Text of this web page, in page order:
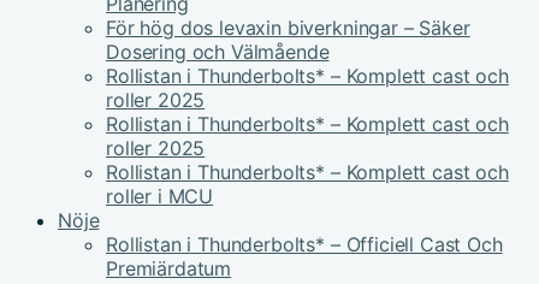
För hög dos levaxin biverkningar – Säker
Dosering och Välmående
Rollistan i Thunderbolts* – Komplett cast och
roller 2025
Rollistan i Thunderbolts* – Komplett cast och
roller 2025
Rollistan i Thunderbolts* – Komplett cast och
roller i MCU
Nöje
Rollistan i Thunderbolts* – Officiell Cast Och
Premiärdatum